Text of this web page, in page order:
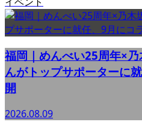
福岡｜めんべい25周年×
んがトップサポーターに
開
2026.08.09